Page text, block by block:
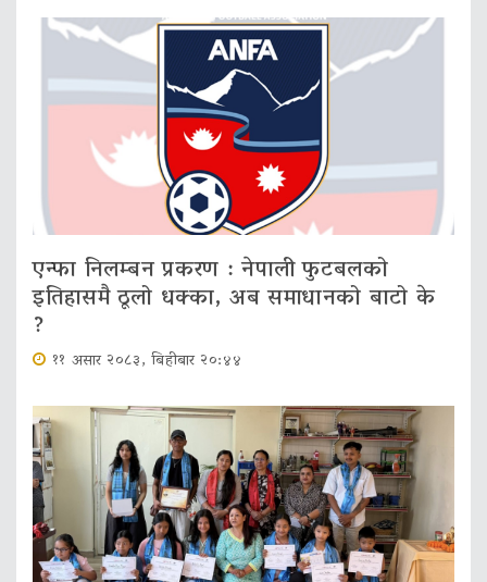
एन्फा निलम्बन प्रकरण : नेपाली फुटबलको
इतिहासमै ठूलो धक्का, अब समाधानको बाटो के
?
११ असार २०८३, बिहीबार २०:४४